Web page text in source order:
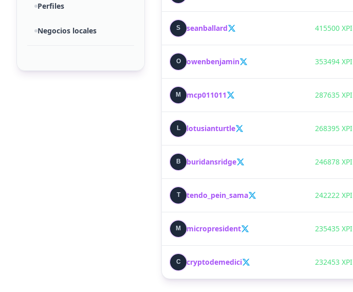
Perfiles
Negocios locales S seanballard 415500 XPI
O owenbenjamin 353494 XPI
M mcp011011 287635 XPI
L lotusianturtle 268395 XPI
B buridansridge 246878 XPI
T tendo_pein_sama 242222 XPI
M micropresident 235435 XPI
C cryptodemedici 232453 XPI